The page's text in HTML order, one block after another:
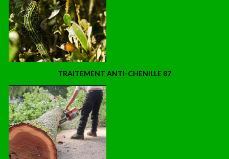
TRAITEMENT ANTI-CHENILLE 87